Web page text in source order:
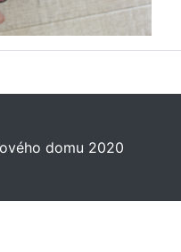
domu 2020